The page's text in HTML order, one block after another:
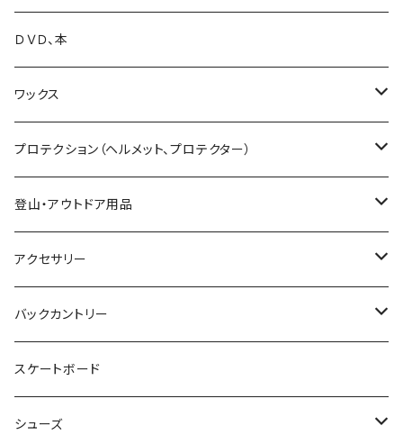
24-25 UNIT
18-19 GENTEMSTICK
19-20 GENTEMSTICK
FIELDEARTH
CAPITA
MOSS snowboards
23-24 MOSS Snowboards
24-25 MOSS Snowboards
CROOJA
24-25 CROOJA
25-26 CROOJA
SPREAD
23-24 SPREAD
24-25 SPREAD
GREEN.LAB
24-25 GREEN.LAB
LIB TECH
SALOMON
SPARK R&D
Karakoram
SALOMON
YONEX
PLATE PIA
FLEX BOOSTER TOOL
TETON BROS.
BANK
GOODMAN
SWANS
SMITH GOGGLE
DAKINE
HESTRA
ファイントラック
GENTEMSTICK
VOLCOM
GREEN CLOTHING
LADE Clothing
バンザイペイント
ＤＶＤ、本
ワックス
GALLIUM WAX
固形ワックス（フッ素無し）
固形ワックス（フッ素あり）
COSLABO WAX
プロテクション（ヘルメット、プロテクター）
BERN HELMET
sandbox helmet
EB'S
DICE HELMET
Gallium wax
登山・アウトドア用品
トレッキングシューズ
SCARPA
レインウェア
フィントラック
ベースレイヤー
ファイントラック
テント
アクセサリー
サングラス
オークリー
DICE
バッグ
eb's
小物
バックカントリー
ＭＳＲ
スノーシュー
Black Diamond
スケートボード
シューズ